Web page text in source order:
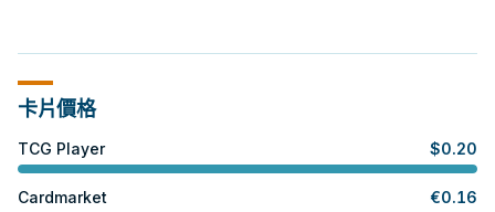
卡片價格
TCG Player $0.20
Cardmarket €0.16